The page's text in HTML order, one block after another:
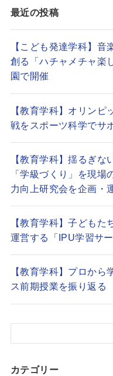
最近の投稿
【こども発達学科】
創る「ハチャメチャ楽
園で開催
【教育学科】オリン
戦をスポーツ科学でサ
【教育学科】揺るぎな
「学級づくり」を現
力向上研究会を企画・
【教育学科】子どもた
運営する「IPU学習サ
【教育学科】プロか
ス前期授業を振り返る
カテゴリー